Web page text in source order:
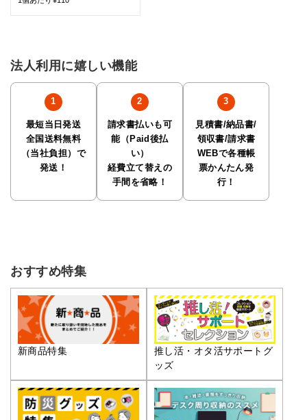
法人利用に嬉しい機能
最短当日発送
全国送料無料
（当社負担）で
発送！
請求書払いも可
能（Paid後払
い）
経費立て替えの
手間を省略！
見積書/納品書/
領収書/請求書
WEBで各種帳
票かんたん発
行！
おすすめ特集
新商品特集
推し活・オタ活サポートグ
ッズ